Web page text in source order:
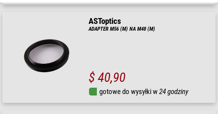
ASToptics
ADAPTER M56 (M) NA M48 (M)
$ 40,90
gotowe do wysyłki w24 godziny